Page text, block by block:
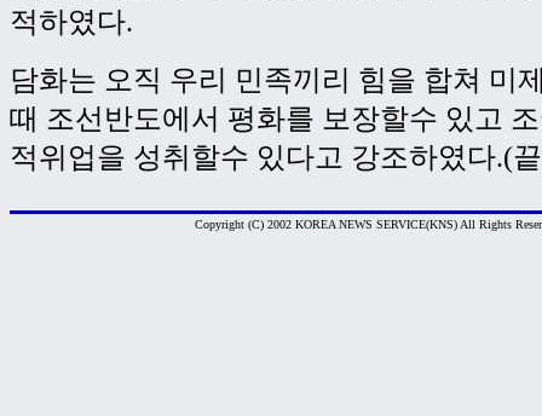
적하였다.
담화는 오직 우리 민족끼리 힘을 합쳐 미
때 조선반도에서 평화를 보장할수 있고
적위업을 성취할수 있다고 강조하였다.(
Copyright (C) 2002 KOREA NEWS SERVICE(KNS) All Rights